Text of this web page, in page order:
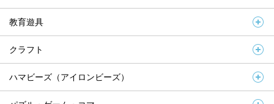
教育遊具
クラフト
ハマビーズ（アイロンビーズ）